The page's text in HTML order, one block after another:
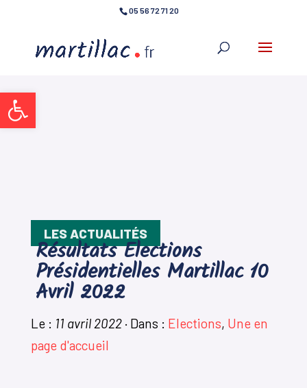
Ouvrir la barre d’outils
05 56 72 71 20
LES ACTUALITÉS
Résultats Elections
Présidentielles Martillac 10
Avril 2022
Le : 11 avril 2022· Dans : Elections, Une en
page d'accueil